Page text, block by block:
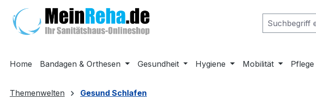
Hauptinhalt springen
Zur Suche springen
Zur Hauptnavigation springen
Home Bandagen & Orthesen Gesundheit Hygiene Mobilität Pflege
Themenwelten Gesund Schlafen